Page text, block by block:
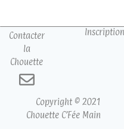
Contacter
la
Chouette
Copyright © 2021
Chouette C’Fée Main